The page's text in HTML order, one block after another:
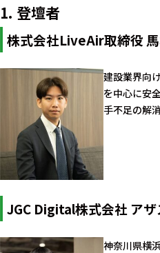
1. 登壇者
株式会社LiveAir取締役
建設業界向
を中心に安
手不足の解
JGC Digital株式会社 ア
神奈川県横